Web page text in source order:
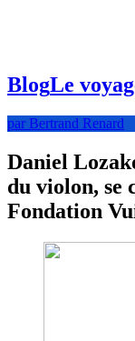
BlogLe
par Bertrand Renard
Daniel
du violon, se
Fondation